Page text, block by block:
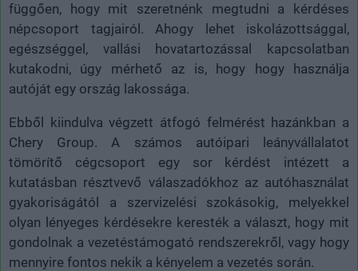
függően, hogy mit szeretnénk megtudni a kérdéses
népcsoport tagjairól. Ahogy lehet iskolázottsággal,
egészséggel, vallási hovatartozással kapcsolatban
kutakodni, úgy mérhető az is, hogy hogy használja
autóját egy ország lakossága.
Ebből kiindulva végzett átfogó felmérést hazánkban a
Chery Group. A számos autóipari leányvállalatot
tömörítő cégcsoport egy sor kérdést intézett a
kutatásban résztvevő válaszadókhoz az autóhasználat
gyakoriságától a szervizelési szokásokig, melyekkel
olyan lényeges kérdésekre keresték a választ, hogy mit
gondolnak a vezetéstámogató rendszerekről, vagy hogy
mennyire fontos nekik a kényelem a vezetés során.